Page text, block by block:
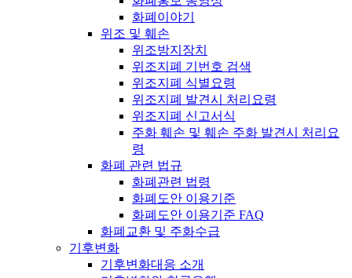
화폐이야기
위조 및 훼손
위조방지장치
위조지폐 기번호 검색
위조지폐 식별요령
위조지폐 발견시 처리요령
위조지폐 신고서식
주화 훼손 및 훼손 주화 발견시 처리요
령
화폐 관련 법규
화폐관련 법령
화폐도안 이용기준
화폐도안 이용기준 FAQ
화폐교환 및 주화수급
기후변화
기후변화대응 소개